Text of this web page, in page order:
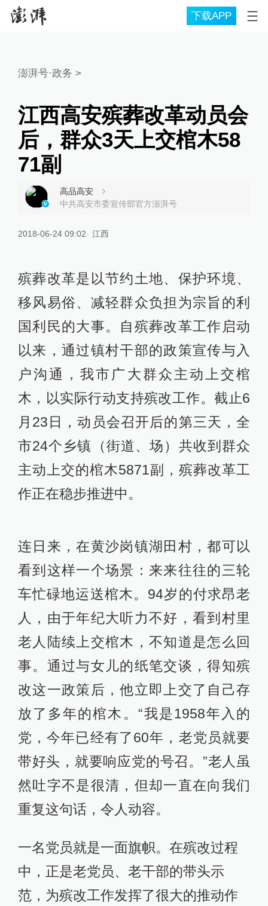
下载APP
澎湃号·政务 >
江西高安殡葬改革动员会
后，群众3天上交棺木58
71副
高品高安
中共高安市委宣传部官方澎湃号
2018-06-24 09:02 江西
殡葬改革是以节约土地、保护环境、
移风易俗、减轻群众负担为宗旨的利
国利民的大事。自殡葬改革工作启动
以来，通过镇村干部的政策宣传与入
户沟通，我市广大群众主动上交棺
木，以实际行动支持殡改工作。截止6
月23日，动员会召开后的第三天，全
市24个乡镇（街道、场）共收到群众
主动上交的棺木5871副，殡葬改革工
作正在稳步推进中。
连日来，在黄沙岗镇湖田村，都可以
看到这样一个场景：来来往往的三轮
车忙碌地运送棺木。94岁的付求昂老
人，由于年纪大听力不好，看到村里
老人陆续上交棺木，不知道是怎么回
事。通过与女儿的纸笔交谈，得知殡
改这一政策后，他立即上交了自己存
放了多年的棺木。“我是1958年入的
党，今年已经有了60年，老党员就要
带好头，就要响应党的号召。”老人虽
然吐字不是很清，但却一直在向我们
重复这句话，令人动容。
一名党员就是一面旗帜。在殡改过程
中，正是老党员、老干部的带头示
范，为殡改工作发挥了很大的推动作